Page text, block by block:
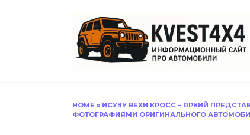
HOME » ИСУЗУ ВЕХИ КРОСС – ЯРКИЙ
ФОТОГРАФИЯМИ ОРИГИНАЛЬНОГО